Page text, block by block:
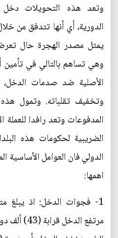
وتعد هذه التحويلات
الدورية، أي أنها تتدفق من
يمثل مصدر الهجرة حال
وهي تساهم بالتالي في تأمين
الأصلية ضد صدمات
وتخفيف تقلباته. وتمول
المدفوعات وتعد رافدا للعملة
الضريبية لحكومات هذه
الدولي فان العوامل الأساسية
اهمها:
1- فجوات الدخل: اذ يبلغ